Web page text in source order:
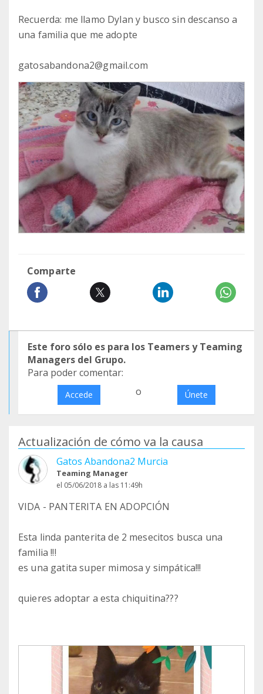
Recuerda: me llamo Dylan y busco sin descanso a
una familia que me adopte
gatosabandona2@gmail.com
Comparte
Este foro sólo es para los Teamers y Teaming
Managers del Grupo.
Para poder comentar:
Accede o Únete
Actualización de cómo va la causa
Gatos Abandona2 Murcia
Teaming Manager
el 05/06/2018 a las 11:49h
VIDA - PANTERITA EN ADOPCIÓN
Esta linda panterita de 2 mesecitos busca una
familia !!!
es una gatita super mimosa y simpática!!!
quieres adoptar a esta chiquitina???